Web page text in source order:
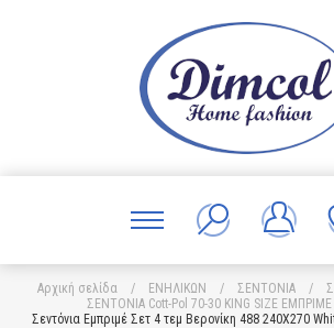
Αρχική σελίδα / ΕΝΗΛΙΚΩΝ / ΣΕΝΤΟΝΙΑ /
ΣΕΝΤΟΝΙΑ Cott-Pol 70-30 KING SIZE
Σεντόνια Εμπριμέ Σετ 4 τεμ Βερονίκη 488 240X270